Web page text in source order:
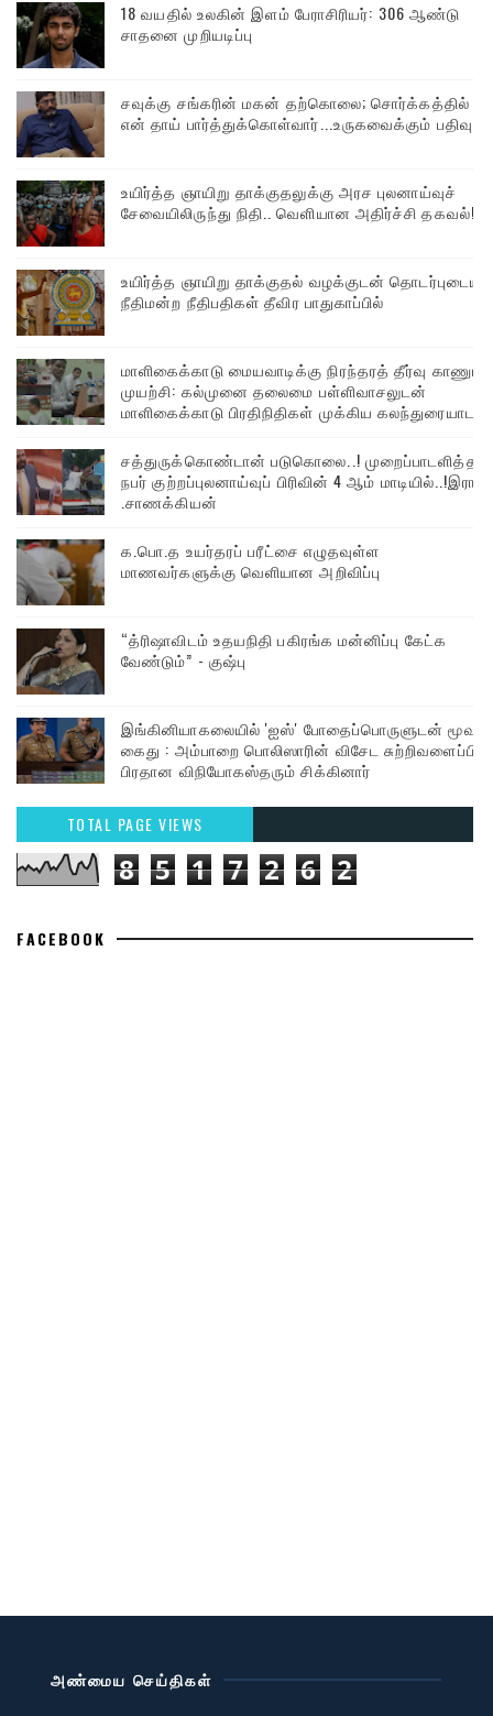
18 வயதில் உலகின் இளம் பேராசிரியர்: 306 ஆண்டு
சாதனை முறியடிப்பு
சவுக்கு சங்கரின் மகன் தற்கொலை; சொர்க்கத்தில்
என் தாய் பார்த்துக்கொள்வார்...உருகவைக்கும் பதிவு
உயிர்த்த ஞாயிறு தாக்குதலுக்கு அரச புலனாய்வுச்
சேவையிலிருந்து நிதி.. வெளியான அதிர்ச்சி தகவல்!
உயிர்த்த ஞாயிறு தாக்குதல் வழக்குடன் தொடர்புடைய
நீதிமன்ற நீதிபதிகள் தீவிர பாதுகாப்பில்
மாளிகைக்காடு மையவாடிக்கு நிரந்தரத் தீர்வு காணும்
முயற்சி: கல்முனை தலைமை பள்ளிவாசலுடன்
மாளிகைக்காடு பிரதிநிதிகள் முக்கிய கலந்துரையாடல்
சத்துருக்கொண்டான் படுகொலை..! முறைப்பாடளித்த
நபர் குற்றப்புலனாய்வுப் பிரிவின் 4 ஆம் மாடியில்..!இரா
.சாணக்கியன்
க.பொ.த உயர்தரப் பரீட்சை எழுதவுள்ள
மாணவர்களுக்கு வெளியான அறிவிப்பு
“த்ரிஷாவிடம் உதயநிதி பகிரங்க மன்னிப்பு கேட்க
வேண்டும்” - குஷ்பு
இங்கினியாகலையில் 'ஐஸ்' போதைப்பொருளுடன் மூவர்
கைது : அம்பாறை பொலிஸாரின் விசேட சுற்றிவளைப்பில்
பிரதான விநியோகஸ்தரும் சிக்கினார்
TOTAL PAGE VIEWS
8 5 1 7 2 6 2
FACEBOOK
அண்மைய செய்திகள்